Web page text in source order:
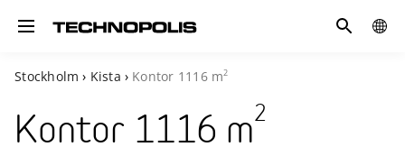
Toggle navigation
Sök
Stockholm › Kista › Kontor 1116m2
Kontor 1116 m2